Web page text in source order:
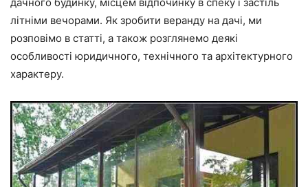
літніми вечорами. Як зробити веранду на дачі, ми
розповімо в статті, а також розглянемо деякі
особливості юридичного, технічного та архітектурного
характеру.